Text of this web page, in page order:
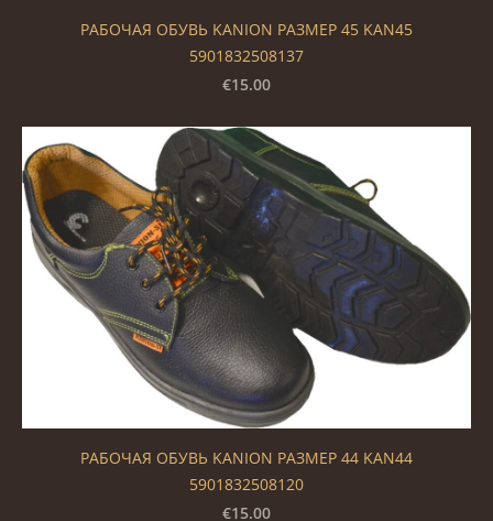
РАБОЧАЯ ОБУВЬ KANION РАЗМЕР 45 KAN45
5901832508137
€15.00
РАБОЧАЯ ОБУВЬ KANION РАЗМЕР 44 KAN44
5901832508120
€15.00